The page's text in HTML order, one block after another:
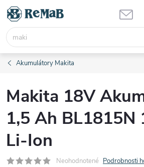
Prejsť
obsah
Akumulátory Makita
Makita 18V
1,5 Ah BL1815N
Li-Ion
Neohodnotené Podrobnosti